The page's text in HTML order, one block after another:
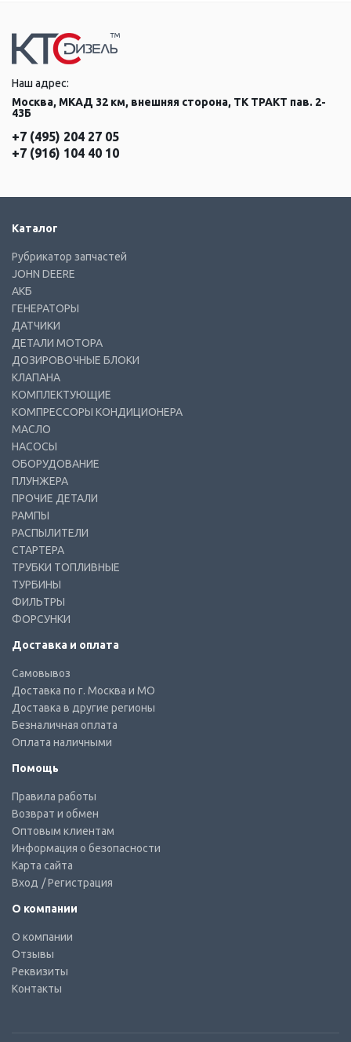
Наш адрес:
Москва, МКАД 32 км, внешняя сторона, ТК ТРАКТ пав. 2-
43Б
+7 (495) 204 27 05
+7 (916) 104 40 10
Каталог
Рубрикатор запчастей
JOHN DEERE
АКБ
ГЕНЕРАТОРЫ
ДАТЧИКИ
ДЕТАЛИ МОТОРА
ДОЗИРОВОЧНЫЕ БЛОКИ
КЛАПАНА
КОМПЛЕКТУЮЩИЕ
КОМПРЕССОРЫ КОНДИЦИОНЕРА
МАСЛО
НАСОСЫ
ОБОРУДОВАНИЕ
ПЛУНЖЕРА
ПРОЧИЕ ДЕТАЛИ
РАМПЫ
РАСПЫЛИТЕЛИ
СТАРТЕРА
ТРУБКИ ТОПЛИВНЫЕ
ТУРБИНЫ
ФИЛЬТРЫ
ФОРСУНКИ
Доставка и оплата
Самовывоз
Доставка по г. Москва и МО
Доставка в другие регионы
Безналичная оплата
Оплата наличными
Помощь
Правила работы
Возврат и обмен
Оптовым клиентам
Информация о безопасности
Карта сайта
Вход / Регистрация
О компании
О компании
Отзывы
Реквизиты
Контакты